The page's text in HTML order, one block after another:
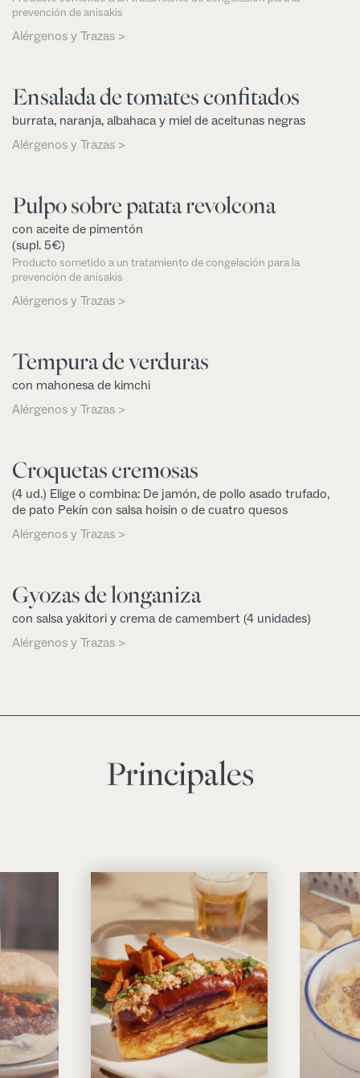
prevención de anisakis
Alérgenos y Trazas >
Ensalada de tomates confitados
burrata, naranja, albahaca y miel de aceitunas negras
Alérgenos y Trazas >
Pulpo sobre patata revolcona
con aceite de pimentón
(supl. 5€)
Producto sometido a un tratamiento de congelación para la
prevención de anisakis
Alérgenos y Trazas >
Tempura de verduras
con mahonesa de kimchi
Alérgenos y Trazas >
Croquetas cremosas
(4 ud.) Elige o combina: De jamón, de pollo asado trufado,
de pato Pekín con salsa hoisin o de cuatro quesos
Alérgenos y Trazas >
Gyozas de longaniza
con salsa yakitori y crema de camembert (4 unidades)
Alérgenos y Trazas >
Principales